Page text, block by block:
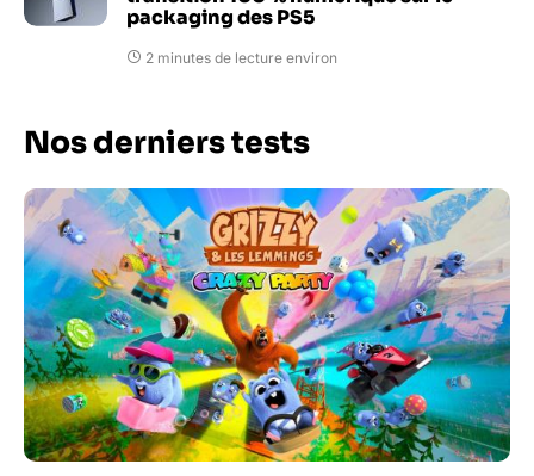
packaging des PS5
2 minutes de lecture environ
Nos derniers tests